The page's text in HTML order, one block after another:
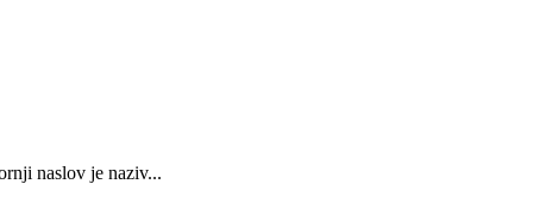
naslov je naziv...